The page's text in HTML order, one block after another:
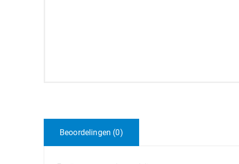
Beoordelingen (0)